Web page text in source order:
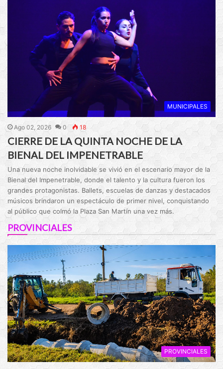
MUNICIPALES
Ago 02, 2026 0 18
CIERRE DE LA QUINTA NOCHE DE LA
BIENAL DEL IMPENETRABLE
Una nueva noche inolvidable se vivió en el escenario mayor de la
Bienal del Impenetrable, donde el talento y la cultura fueron los
grandes protagonistas. Ballets, escuelas de danzas y destacados
músicos brindaron un espectáculo de primer nivel, conquistando
al público que colmó la Plaza San Martín una vez más.
PROVINCIALES
PROVINCIALES